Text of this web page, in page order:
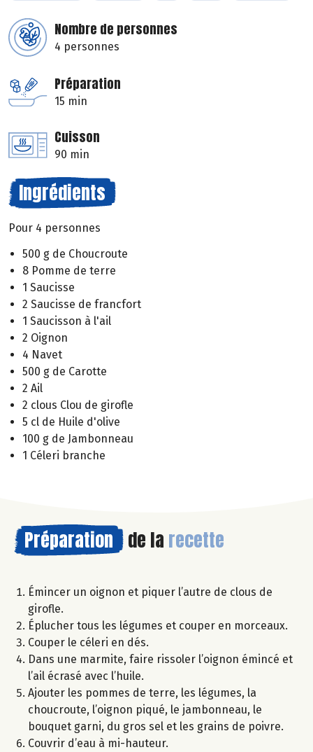
Nombre de personnes
4 personnes
Préparation
15 min
Cuisson
90 min
Ingrédients
Pour 4 personnes
500 g de Choucroute
8 Pomme de terre
1 Saucisse
2 Saucisse de francfort
1 Saucisson à l'ail
2 Oignon
4 Navet
500 g de Carotte
2 Ail
2 clous Clou de girofle
5 cl de Huile d'olive
100 g de Jambonneau
1 Céleri branche
Préparation de la recette
Émincer un oignon et piquer l’autre de clous de
girofle.
Éplucher tous les légumes et couper en morceaux.
Couper le céleri en dés.
Dans une marmite, faire rissoler l’oignon émincé et
l’ail écrasé avec l’huile.
Ajouter les pommes de terre, les légumes, la
choucroute, l’oignon piqué, le jambonneau, le
bouquet garni, du gros sel et les grains de poivre.
Couvrir d’eau à mi-hauteur.